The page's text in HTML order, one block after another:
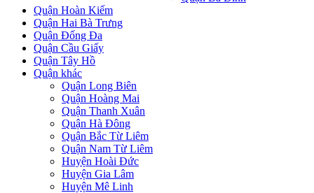
Quận Hoàn Kiếm
Quận Hai Bà Trưng
Quận Đống Đa
Quận Cầu Giấy
Quận Tây Hồ
Quận khác
Quận Long Biên
Quận Hoàng Mai
Quận Thanh Xuân
Quận Hà Đông
Quận Bắc Từ Liêm
Quận Nam Từ Liêm
Huyện Hoài Đức
Huyện Gia Lâm
Huyện Mê Linh